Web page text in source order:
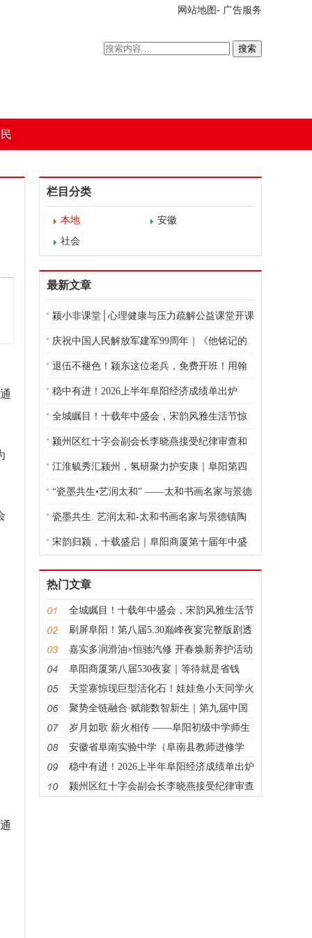
网站地图 - 广告服务
搜索
栏目分类
本地
安徽
社会
最新文章
颍小非课堂│心理健康与压力疏解公益课堂开课
庆祝中国人民解放军建军99周年｜《他铭记的
日子》
退伍不褪色！颍东这位老兵，免费开班！用翰
墨点亮乡村孩子暑假
稳中有进！2026上半年阜阳经济成绩单出炉
全城瞩目！十载年中盛会，宋韵风雅生活节惊
艳启幕
颍州区红十字会副会长李晓燕接受纪律审查和
监察调查
江淮毓秀汇颍州，氢研聚力护安康｜阜阳第四
届氢医学学术报告会圆满落幕
“瓷墨共生•艺润太和” ——太和书画名家与景德
镇陶艺名师跨界艺术交流活动圆满举行
瓷墨共生. 艺润太和-太和书画名家与景德镇陶
艺名师跨界艺术交流活动圆满启幕
宋韵归颍，十载盛启｜阜阳商厦第十届年中盛
热门文章
全城瞩目！十载年中盛会，宋韵风雅生活节
惊艳启幕
刷屏阜阳！第八届5.30巅峰夜宴完整版剧透
来袭
嘉实多润滑油×恒驰汽修 开春焕新养护活动
阜阳商厦第八届530夜宴｜等待就是省钱
天堂寨惊现巨型活化石！娃娃鱼小天同学火
出圈
聚势全链融合·赋能数智新生｜第九届中国
智能建筑节高峰论坛落地阜阳，共启建筑产
业数智新征程
岁月如歌 薪火相传 ——阜阳初级中学师生
联谊会第七届大会圆满举行
安徽省阜南实验中学（阜南县教师进修学
校）原党委书记、副县级校长尹维川接受纪
律审查和监察调查
稳中有进！2026上半年阜阳经济成绩单出炉
颍州区红十字会副会长李晓燕接受纪律审查